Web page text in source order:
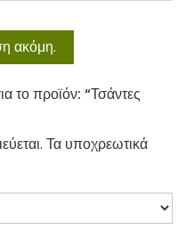
ακόμη.
το προϊόν: “Τσάντες
Τα υποχρεωτικά